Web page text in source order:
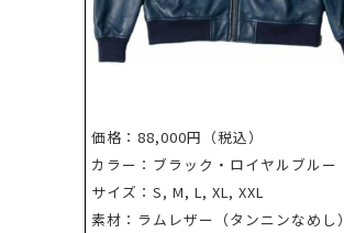
価格：88,000円（税込）
カラー：ブラック・ロイヤルブルー
サイズ：S, M, L, XL, XXL
素材：ラムレザー（タンニンなめし）